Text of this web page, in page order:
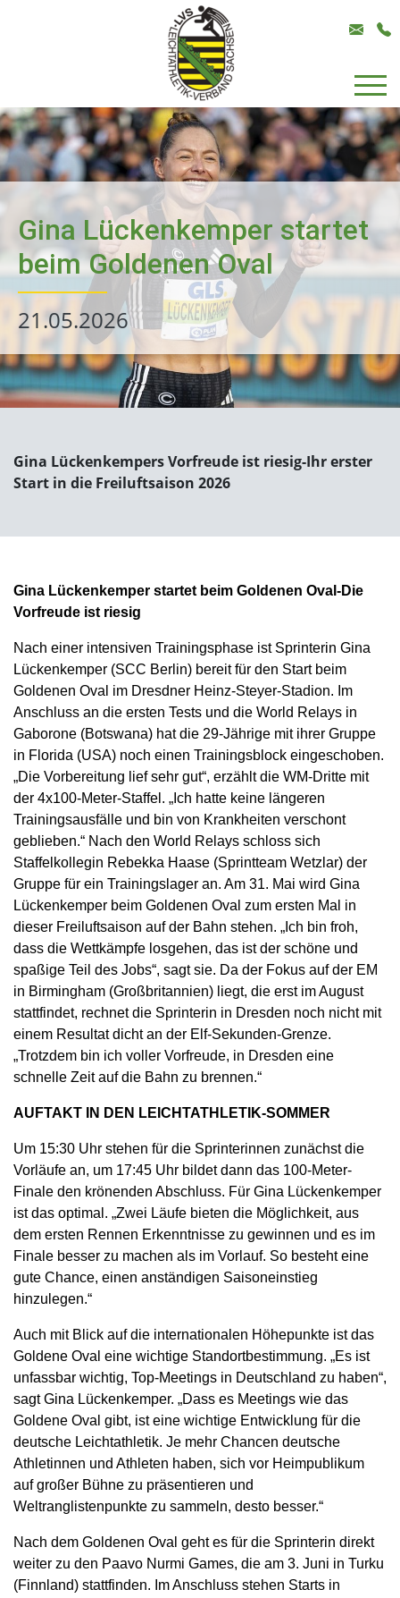
Gina Lückenkemper startet
beim Goldenen Oval
21.05.2026
Gina Lückenkempers Vorfreude ist riesig-Ihr erster
Start in die Freiluftsaison 2026
Gina Lückenkemper startet beim Goldenen Oval-Die
Vorfreude ist riesig
Nach einer intensiven Trainingsphase ist Sprinterin Gina
Lückenkemper (SCC Berlin) bereit für den Start beim
Goldenen Oval im Dresdner Heinz-Steyer-Stadion. Im
Anschluss an die ersten Tests und die World Relays in
Gaborone (Botswana) hat die 29-Jährige mit ihrer Gruppe
in Florida (USA) noch einen Trainingsblock eingeschoben.
„Die Vorbereitung lief sehr gut“, erzählt die WM-Dritte mit
der 4x100-Meter-Staffel. „Ich hatte keine längeren
Trainingsausfälle und bin von Krankheiten verschont
geblieben.“ Nach den World Relays schloss sich
Staffelkollegin Rebekka Haase (Sprintteam Wetzlar) der
Gruppe für ein Trainingslager an. Am 31. Mai wird Gina
Lückenkemper beim Goldenen Oval zum ersten Mal in
dieser Freiluftsaison auf der Bahn stehen. „Ich bin froh,
dass die Wettkämpfe losgehen, das ist der schöne und
spaßige Teil des Jobs“, sagt sie. Da der Fokus auf der EM
in Birmingham (Großbritannien) liegt, die erst im August
stattfindet, rechnet die Sprinterin in Dresden noch nicht mit
einem Resultat dicht an der Elf-Sekunden-Grenze.
„Trotzdem bin ich voller Vorfreude, in Dresden eine
schnelle Zeit auf die Bahn zu brennen.“
AUFTAKT IN DEN LEICHTATHLETIK-SOMMER
Um 15:30 Uhr stehen für die Sprinterinnen zunächst die
Vorläufe an, um 17:45 Uhr bildet dann das 100-Meter-
Finale den krönenden Abschluss. Für Gina Lückenkemper
ist das optimal. „Zwei Läufe bieten die Möglichkeit, aus
dem ersten Rennen Erkenntnisse zu gewinnen und es im
Finale besser zu machen als im Vorlauf. So besteht eine
gute Chance, einen anständigen Saisoneinstieg
hinzulegen.“
Auch mit Blick auf die internationalen Höhepunkte ist das
Goldene Oval eine wichtige Standortbestimmung. „Es ist
unfassbar wichtig, Top-Meetings in Deutschland zu haben“,
sagt Gina Lückenkemper. „Dass es Meetings wie das
Goldene Oval gibt, ist eine wichtige Entwicklung für die
deutsche Leichtathletik. Je mehr Chancen deutsche
Athletinnen und Athleten haben, sich vor Heimpublikum
auf großer Bühne zu präsentieren und
Weltranglistenpunkte zu sammeln, desto besser.“
Nach dem Goldenen Oval geht es für die Sprinterin direkt
weiter zu den Paavo Nurmi Games, die am 3. Juni in Turku
(Finnland) stattfinden. Im Anschluss stehen Starts in